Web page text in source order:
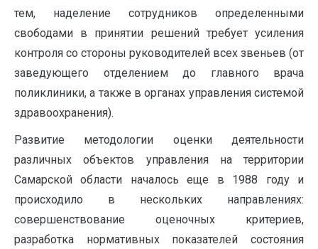
тем, наделение сотрудников определенными
свободами в принятии решений требует усиления
контроля со стороны руководителей всех звеньев (от
заведующего отделением до главного врача
поликлиники, а также в органах управления системой
здравоохранения).
Развитие методологии оценки деятельности
различных объектов управления на территории
Самарской области началось еще в 1988 году и
происходило в нескольких направлениях:
совершенствование оценочных критериев,
разработка нормативных показателей состояния